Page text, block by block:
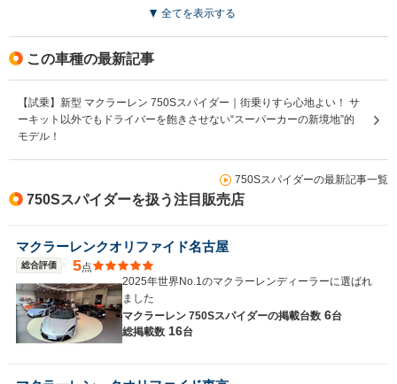
MR
全てを表示する
この車種の最新記事
【試乗】新型 マクラーレン 750Sスパイダー｜街乗りすら心地よい！ サ
ーキット以外でもドライバーを飽きさせない“スーパーカーの新境地”的
モデル！
750Sスパイダーの最新記事一覧
750Sスパイダーを扱う注目販売店
マクラーレンクオリファイド名古屋
総合評価 5点
2025年世界No.1のマクラーレンディーラーに選ばれ
ました
マクラーレン 750Sスパイダーの掲載台数 6台
総掲載数 16台